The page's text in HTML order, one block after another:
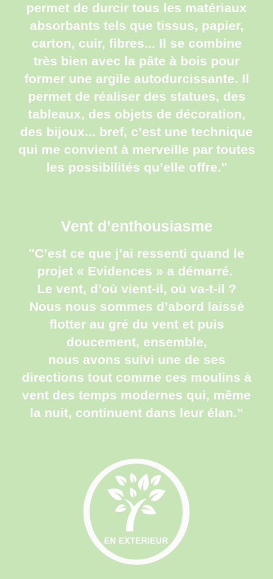
permet de durcir tous les matériaux
absorbants tels que tissus, papier,
carton, cuir, fibres... Il se combine
très bien avec la pâte à bois pour
former une argile autodurcissante. Il
permet de réaliser des statues, des
tableaux, des objets de décoration,
des bijoux... bref, c’est une technique
qui me convient à merveille par toutes
les possibilités qu’elle offre."
Vent d’enthousiasme
"C’est ce que j’ai ressenti quand le
projet « Evidences » a démarré.
Le vent, d’où vient-il, où va-t-il ?
Nous nous sommes d’abord laissé
flotter au gré du vent et puis
doucement, ensemble,
nous avons suivi une de ses
directions tout comme ces moulins à
vent des temps modernes qui, même
la nuit, continuent dans leur élan."